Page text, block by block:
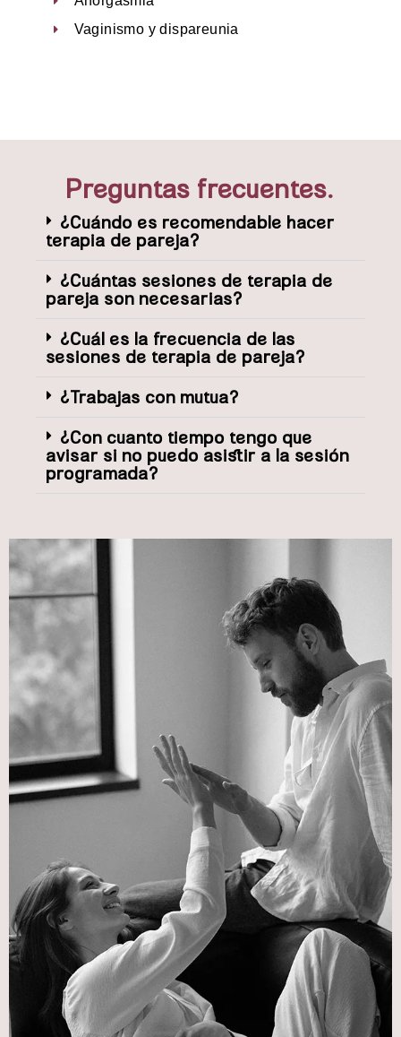
Vaginismo y dispareunia
Preguntas frecuentes.
¿Cuándo es recomendable hacer
terapia de pareja?
¿Cuántas sesiones de terapia de
pareja son necesarias?
¿Cuál es la frecuencia de las
sesiones de terapia de pareja?
¿Trabajas con mutua?
¿Con cuanto tiempo tengo que
avisar si no puedo asistir a la sesión
programada?